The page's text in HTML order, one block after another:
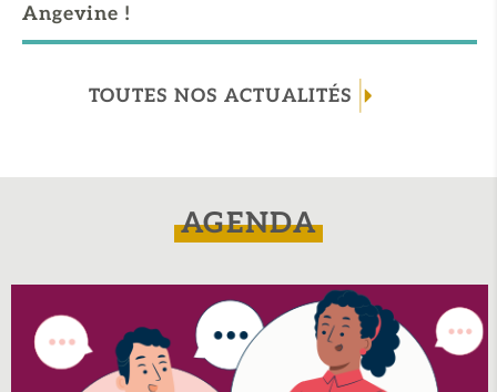
Angevine !
TOUTES NOS ACTUALITÉS
AGENDA